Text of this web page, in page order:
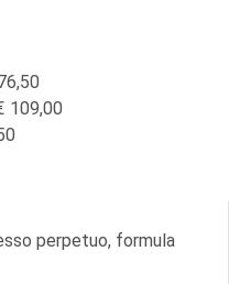
109,00
perpetuo, formula